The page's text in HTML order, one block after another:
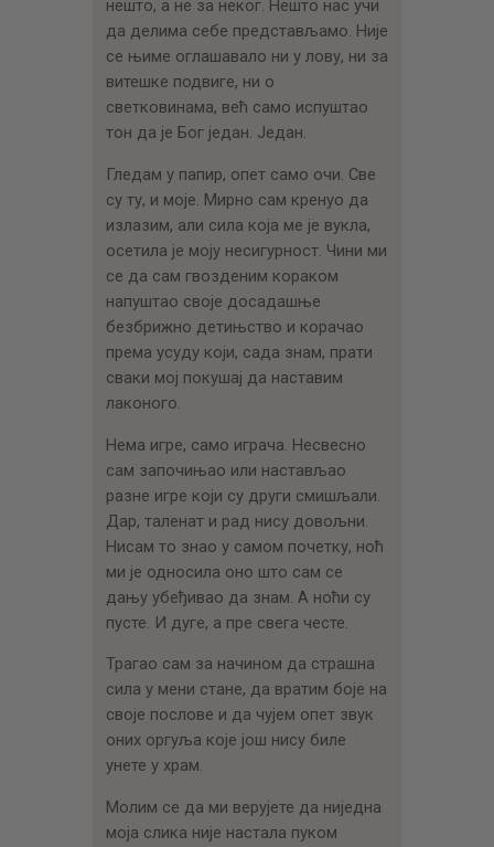
нешто, а не за неког. Нешто нас учи
да делима себе представљамо. Није
се њиме оглашавало ни у лову, ни за
витешке подвиге, ни о
светковинама, већ само испуштао
тон да је Бог један. Један.
Гледам у папир, опет само очи. Све
су ту, и моје. Мирно сам кренуо да
излазим, али сила која ме је вукла,
осетила је моју несигурност. Чини ми
се да сам гвозденим кораком
напуштао своје досадашње
безбрижно детињство и корачао
према усуду који, сада знам, прати
сваки мој покушај да наставим
лаконого.
Нема игре, само играча. Несвесно
сам започињао или настављао
разне игре који су други смишљали.
Дар, таленат и рад нису довољни.
Нисам то знао у самом почетку, ноћ
ми је односила оно што сам се
дању убеђивао да знам. А ноћи су
пусте. И дуге, а пре свега честе.
Трагао сам за начином да страшна
сила у мени стане, да вратим боје на
своје послове и да чујем опет звук
оних оргуља које још нису биле
унете у храм.
Молим се да ми верујете да ниједна
моја слика није настала пуком